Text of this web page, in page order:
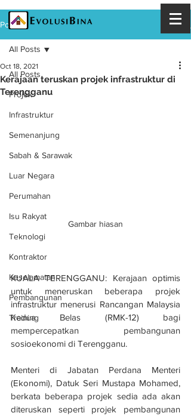
Post
All Posts
Projek
Infrastruktur
Semenanjung
Sabah & Sarawak
Luar Negara
Perumahan
Isu Rakyat
Teknologi
Kontraktor
Keselamatan
Pembangunan
Training
All Posts
Kerajaan teruskan projek infrastruktur di
Terengganu
Oct 18, 2021
Gambar hiasan
KUALA TERENGGANU: Kerajaan optimis
untuk meneruskan beberapa projek
infrastruktur menerusi Rancangan Malaysia
Kedua Belas (RMK-12) bagi
mempercepatkan pembangunan
sosioekonomi di Terengganu.
Menteri di Jabatan Perdana Menteri
(Ekonomi), Datuk Seri Mustapa Mohamed,
berkata beberapa projek sedia ada akan
diteruskan seperti projek pembangunan